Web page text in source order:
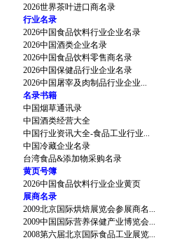
2026世界茶叶进口商名录
行业名录
2026中国食品饮料行业企业名录
2026中国酒类企业名录
2026中国食品饮料零售商名录
2026中国保健品行业企业名录
2026中国屠宰及肉制品行业企业...
名录书籍
中国烟草通讯录
中国酒类经营大全
中国行业资讯大全-食品工业行业...
中国冷藏企业名录
台湾食品&添加物采购名录
黄页号簿
2026中国食品饮料行业企业黄页
展商名录
2009北京国际烘焙展览会参展商名...
2009中国国际营养保健产业博览会...
2008第六届北京国际食品工业展览...